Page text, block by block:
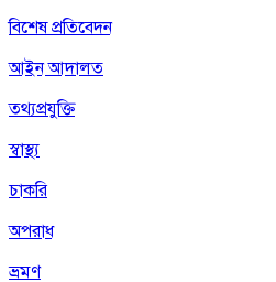
বিশেষ প্রতিবেদন
আইন আদালত
তথ্যপ্রযুক্তি
স্বাস্থ্য
চাকরি
অপরাধ
ভ্রমণ